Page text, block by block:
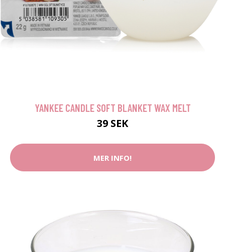
YANKEE CANDLE SOFT BLANKET WAX MELT
39 SEK
MER INFO!